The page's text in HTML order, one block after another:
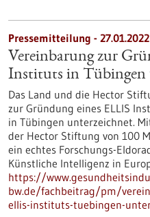
Pressemitteilung - 27.01.2022
Vereinbarung zur
Instituts in Tübingen
Das Land und die Hector
zur Gründung eines ELLIS
in Tübingen unterzeichnet.
der Hector Stiftung von 100
ein echtes Forschungs-
Künstliche Intelligenz in
https://
bw.de/fachbeitrag/pm/
ellis-instituts-tuebingen-